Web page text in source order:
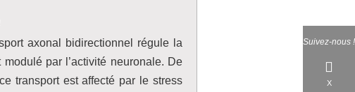
Suivez-nous !
X
axonal bidirectionnel régule la
par l’activité neuronale. De
transport est affecté par le stress